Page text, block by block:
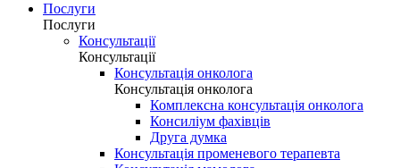
Послуги
Послуги
Консультації
Консультації
Консультація онколога
Консультація онколога
Комплексна консультація онколога
Консиліум фахівців
Друга думка
Консультація променевого терапевта